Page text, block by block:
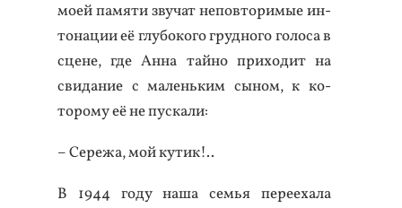
мо­ей па­мяти зву­чат не­пов­то­римые ин­
то­нации её глу­боко­го груд­но­го го­лоса в
сце­не, где Ан­на тай­но при­ходит на
сви­дание с ма­лень­ким сы­ном, к ко­
торо­му её не пус­ка­ли:
– Се­режа, мой ку­тик!..
В 1944 го­ду на­ша семья пе­ре­еха­ла